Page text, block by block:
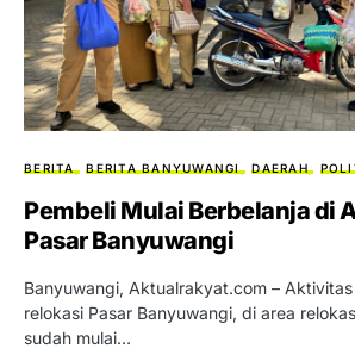
BERITA BERITA BANYUWANGI DAERAH
Pembeli Mulai Berbelanja di
Pasar Banyuwangi
Banyuwangi, Aktualrakyat.com –
relokasi Pasar Banyuwangi, di area
sudah mulai…